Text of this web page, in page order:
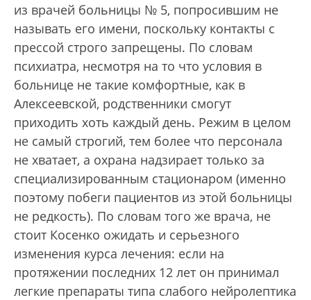
из врачей больницы № 5, попросившим не
называть его имени, поскольку контакты с
прессой строго запрещены. По словам
психиатра, несмотря на то что условия в
больнице не такие комфортные, как в
Алексеевской, родственники смогут
приходить хоть каждый день. Режим в целом
не самый строгий, тем более что персонала
не хватает, а охрана надзирает только за
специализированным стационаром (именно
поэтому побеги пациентов из этой больницы
не редкость). По словам того же врача, не
стоит Косенко ожидать и серьезного
изменения курса лечения: если на
протяжении последних 12 лет он принимал
легкие препараты типа слабого нейролептика